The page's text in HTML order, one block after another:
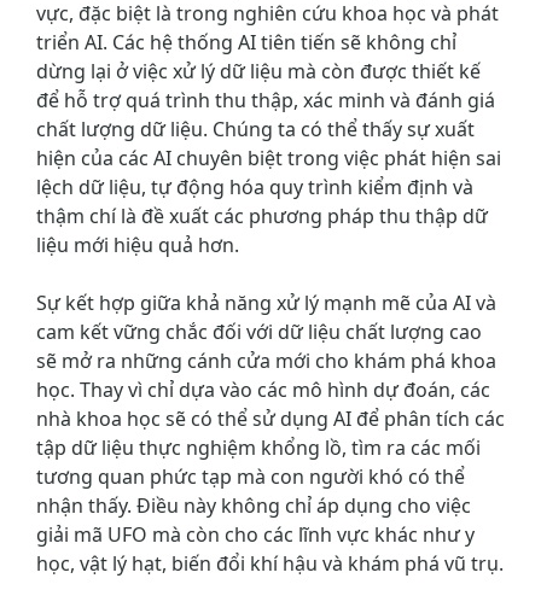
vực, đặc biệt là trong nghiên cứu khoa học và phát
triển AI. Các hệ thống AI tiên tiến sẽ không chỉ
dừng lại ở việc xử lý dữ liệu mà còn được thiết kế
để hỗ trợ quá trình thu thập, xác minh và đánh giá
chất lượng dữ liệu. Chúng ta có thể thấy sự xuất
hiện của các AI chuyên biệt trong việc phát hiện sai
lệch dữ liệu, tự động hóa quy trình kiểm định và
thậm chí là đề xuất các phương pháp thu thập dữ
liệu mới hiệu quả hơn.
Sự kết hợp giữa khả năng xử lý mạnh mẽ của AI và
cam kết vững chắc đối với dữ liệu chất lượng cao
sẽ mở ra những cánh cửa mới cho khám phá khoa
học. Thay vì chỉ dựa vào các mô hình dự đoán, các
nhà khoa học sẽ có thể sử dụng AI để phân tích các
tập dữ liệu thực nghiệm khổng lồ, tìm ra các mối
tương quan phức tạp mà con người khó có thể
nhận thấy. Điều này không chỉ áp dụng cho việc
giải mã UFO mà còn cho các lĩnh vực khác như y
học, vật lý hạt, biến đổi khí hậu và khám phá vũ trụ.